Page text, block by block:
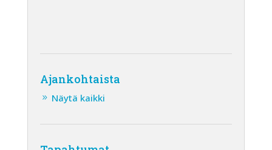
Ajankohtaista
Näytä kaikki